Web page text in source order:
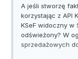
A jeśli stworzę
korzystając z API
KSeF widoczny w
odświeżony? W
sprzedażowych